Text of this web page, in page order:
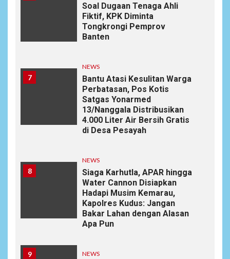
Soal Dugaan Tenaga Ahli
Fiktif, KPK Diminta
Tongkrongi Pemprov
Banten
7
NEWS
Bantu Atasi Kesulitan Warga
Perbatasan, Pos Kotis
Satgas Yonarmed
13/Nanggala Distribusikan
4.000 Liter Air Bersih Gratis
di Desa Pesayah
8
NEWS
Siaga Karhutla, APAR hingga
Water Cannon Disiapkan
Hadapi Musim Kemarau,
Kapolres Kudus: Jangan
Bakar Lahan dengan Alasan
Apa Pun
9 NEWS